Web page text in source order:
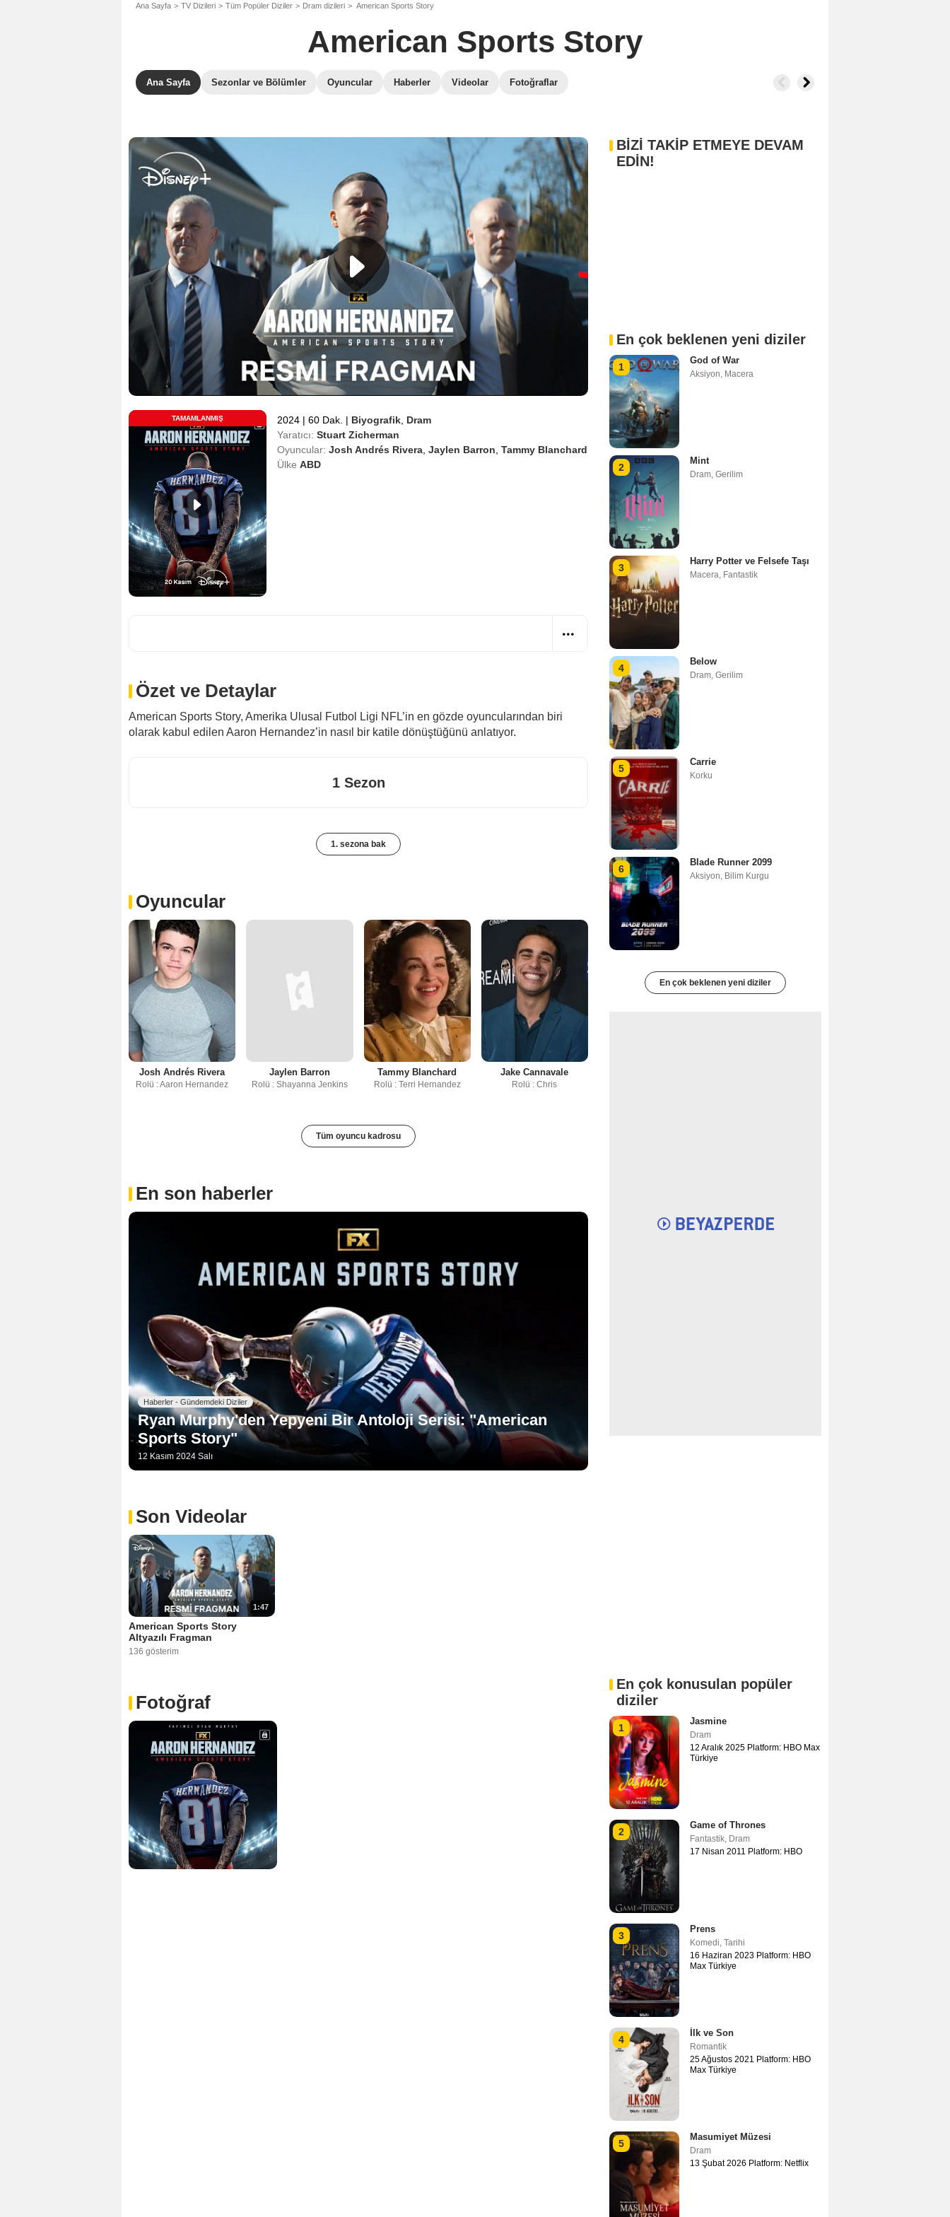
Ana Sayfa TV Dizileri Tüm Popüler Diziler Dram dizileri American Sports Story
American Sports Story
Ana Sayfa Sezonlar ve Bölümler Oyuncular Haberler Videolar Fotoğraflar
TAMAMLANMIŞ 2024 | 60 Dak. | Biyografik Dram
Yaratıcı: Stuart Zicherman
Oyuncular: Josh Andrés Rivera Jaylen Barron Tammy Blanchard
Ülke ABD
Özet ve Detaylar
American Sports Story, Amerika Ulusal Futbol Ligi NFL’in en gözde oyuncularından biri
olarak kabul edilen Aaron Hernandez’in nasıl bir katile dönüştüğünü anlatıyor.
1 Sezon
1. sezona bak
Oyuncular
Josh Andrés Rivera
Rolü : Aaron Hernandez
Jaylen Barron
Rolü : Shayanna Jenkins
Tammy Blanchard
Rolü : Terri Hernandez
Jake Cannavale
Rolü : Chris
Tüm oyuncu kadrosu
En son haberler
Haberler - Gündemdeki Diziler
Ryan Murphy'den Yepyeni Bir Antoloji Serisi: "American
Sports Story"
12 Kasım 2024 Salı
Son Videolar
1:47
American Sports Story
Altyazılı Fragman
136 gösterim
Fotoğraf
BİZİ TAKİP ETMEYE DEVAM
EDİN!
En çok beklenen yeni diziler
1
God of War
Aksiyon, Macera
2
Mint
Dram, Gerilim
3
Harry Potter ve Felsefe Taşı
Macera, Fantastik
4
Below
Dram, Gerilim
5
Carrie
Korku
6
Blade Runner 2099
Aksiyon, Bilim Kurgu
En çok beklenen yeni diziler
En çok konusulan popüler
diziler
1
Jasmine
Dram
12 Aralık 2025 Platform: HBO Max
Türkiye
2
Game of Thrones
Fantastik, Dram
17 Nisan 2011 Platform: HBO
3
Prens
Komedi, Tarihi
16 Haziran 2023 Platform: HBO
Max Türkiye
4
İlk ve Son
Romantik
25 Ağustos 2021 Platform: HBO
Max Türkiye
5
Masumiyet Müzesi
Dram
13 Şubat 2026 Platform: Netflix